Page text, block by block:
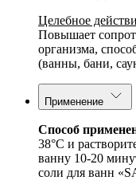
Целебное
Повышает
организма,
(ванны, бани,
Применение
Способ
38°С и
ванну 10-20
соли для ванн